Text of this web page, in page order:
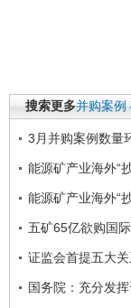
搜索更多并购案例
3月并购案例数量
能源矿产业海外“
能源矿产业海外“
五矿65亿欲购国
证监会首提五大
国务院：充分发